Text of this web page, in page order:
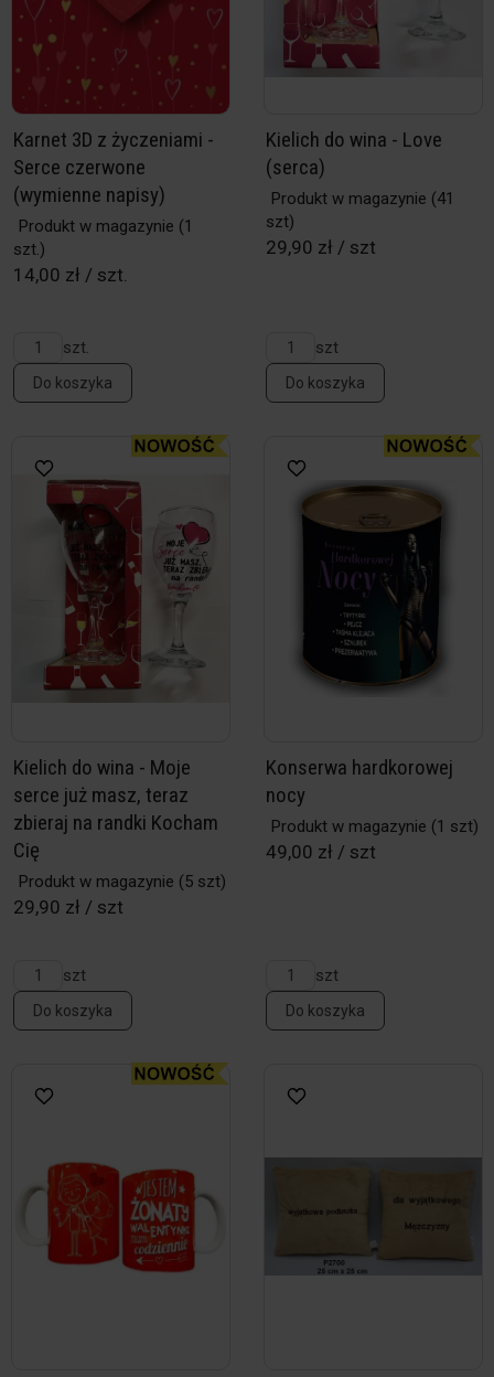
Karnet 3D z życzeniami -
Serce czerwone
(wymienne napisy)
Produkt w magazynie (1
szt.)
14,00 zł / szt.
szt.
Do koszyka
Kielich do wina - Love
(serca)
Produkt w magazynie (41
szt)
29,90 zł / szt
szt
Do koszyka
Kielich do wina - Moje
serce już masz, teraz
zbieraj na randki Kocham
Cię
Produkt w magazynie (5 szt)
29,90 zł / szt
szt
Do koszyka
Konserwa hardkorowej
nocy
Produkt w magazynie (1 szt)
49,00 zł / szt
szt
Do koszyka